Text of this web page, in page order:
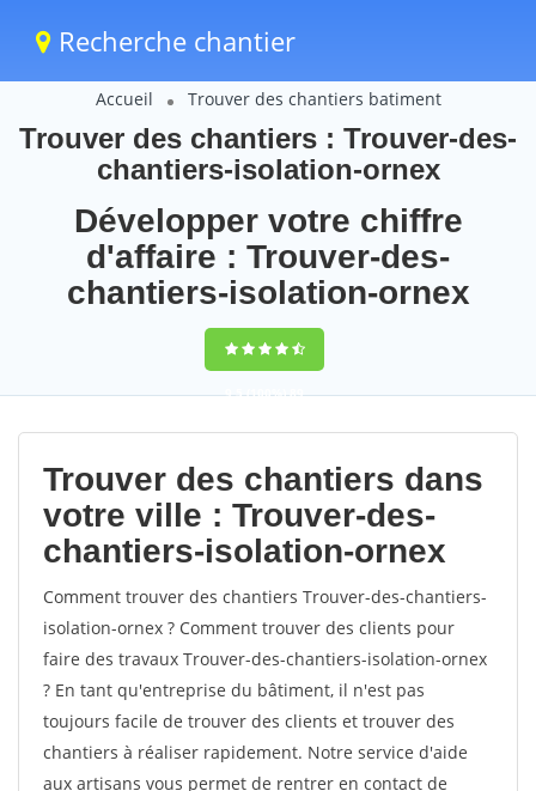
Recherche chantier
Accueil Trouver des chantiers batiment
Trouver des chantiers : Trouver-des-
chantiers-isolation-ornex
Développer votre chiffre
d'affaire : Trouver-des-
chantiers-isolation-ornex
9,5(100%)89
votes
Trouver des chantiers dans
votre ville : Trouver-des-
chantiers-isolation-ornex
Comment trouver des chantiers Trouver-des-chantiers-
isolation-ornex ? Comment trouver des clients pour
faire des travaux Trouver-des-chantiers-isolation-ornex
? En tant qu'entreprise du bâtiment, il n'est pas
toujours facile de trouver des clients et trouver des
chantiers à réaliser rapidement. Notre service d'aide
aux artisans vous permet de rentrer en contact de